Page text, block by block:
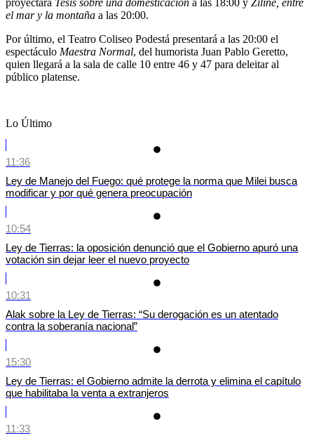
proyectará Tesis sobre una domesticación a las 18:00 y Ziline, entre
el mar y la montaña a las 20:00.
Por último, el Teatro Coliseo Podestá presentará a las 20:00 el
espectáculo Maestra Normal, del humorista Juan Pablo Geretto,
quien llegará a la sala de calle 10 entre 46 y 47 para deleitar al
público platense.
Lo Último
11:36
Ley de Manejo del Fuego: qué protege la norma que Milei busca
modificar y por qué genera preocupación
10:54
Ley de Tierras: la oposición denunció que el Gobierno apuró una
votación sin dejar leer el nuevo proyecto
10:31
Alak sobre la Ley de Tierras: “Su derogación es un atentado
contra la soberanía nacional”
15:30
Ley de Tierras: el Gobierno admite la derrota y elimina el capítulo
que habilitaba la venta a extranjeros
11:33